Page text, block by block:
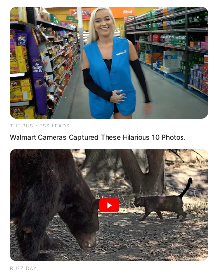
THE BUSINESS LEADS
Walmart Cameras Captured These Hilarious 10 Photos.
BUZZ DAY